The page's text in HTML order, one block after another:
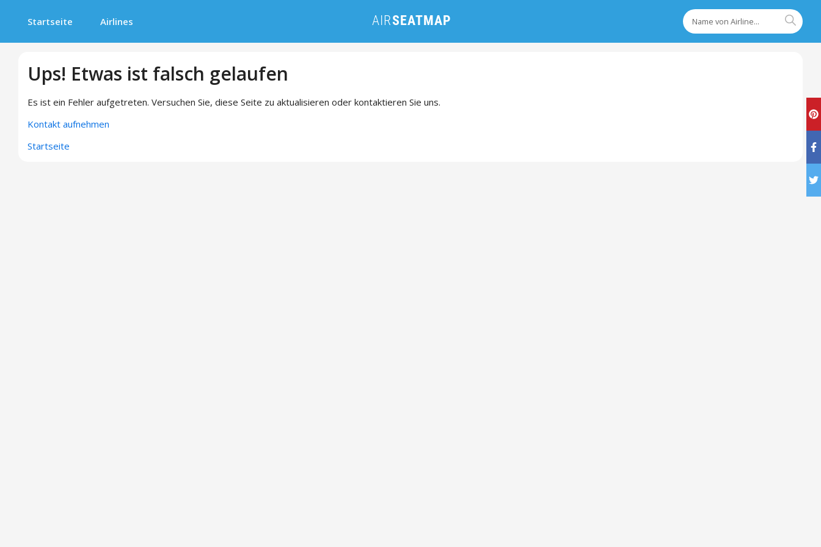
Startseite Airlines
Ups! Etwas ist falsch gelaufen
Es ist ein Fehler aufgetreten. Versuchen Sie, diese Seite zu aktualisieren oder kontaktieren Sie uns.
Kontakt aufnehmen
Startseite